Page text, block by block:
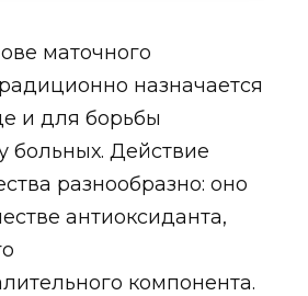
маточного
назначается
и для борьбы
больных. Действие
разнообразно: оно
антиоксиданта,
компонента.